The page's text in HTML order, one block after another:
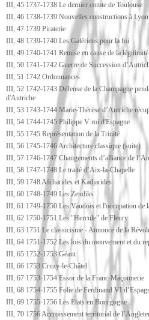
III, 45 1737-1738 Le dernier comte de Toulouse
III, 46 1738-1739 Nouvelles constructions à
III, 47 1739 Piraterie
III, 48 1739-1740 Les Galériens pour la foi
III, 49 1740-1741 Remise en cause de la
III, 50 1741-1742 Guerre de Succession
III, 51 1742 Ordonnances
III, 52 1742-1743 Défense de la Champagne
d'Autriche
III, 53 1743-1744 Marie-Thérèse d’Autriche
III, 54 1744-1745 Philippe V roi d'Espagne
III, 55 1745 Représentation de la Trinité
III, 56 1745-1746 Architecture classique (suite)
III, 57 1746-1747 Changements d’alliance de
III, 58 1747-1748 Le traité d’Aix-la-Chapelle
III, 59 1748 Afcharides et Kadjarides
III, 60 1748-1749 Les Zendiks
III, 61 1749-1750 Les Vaudois et l'occupation de
III, 62 1750-1751 Les "Hercule" de Fleury
III, 63 1751 Le classicisme - Annonce de la
III, 64 1751-1752 Les lois du mouvement et du
III, 65 1752-1753 Géant
III, 66 1753 Cruzy-le-Châtel
III, 67 1753-1754 Essor de la Franc-Maçonnerie
III, 68 1754-1755 Folie de Ferdinand VI
III, 69 1755-1756 Les Etats en Bourgogne
III, 70 1756 Accroissement territorial de